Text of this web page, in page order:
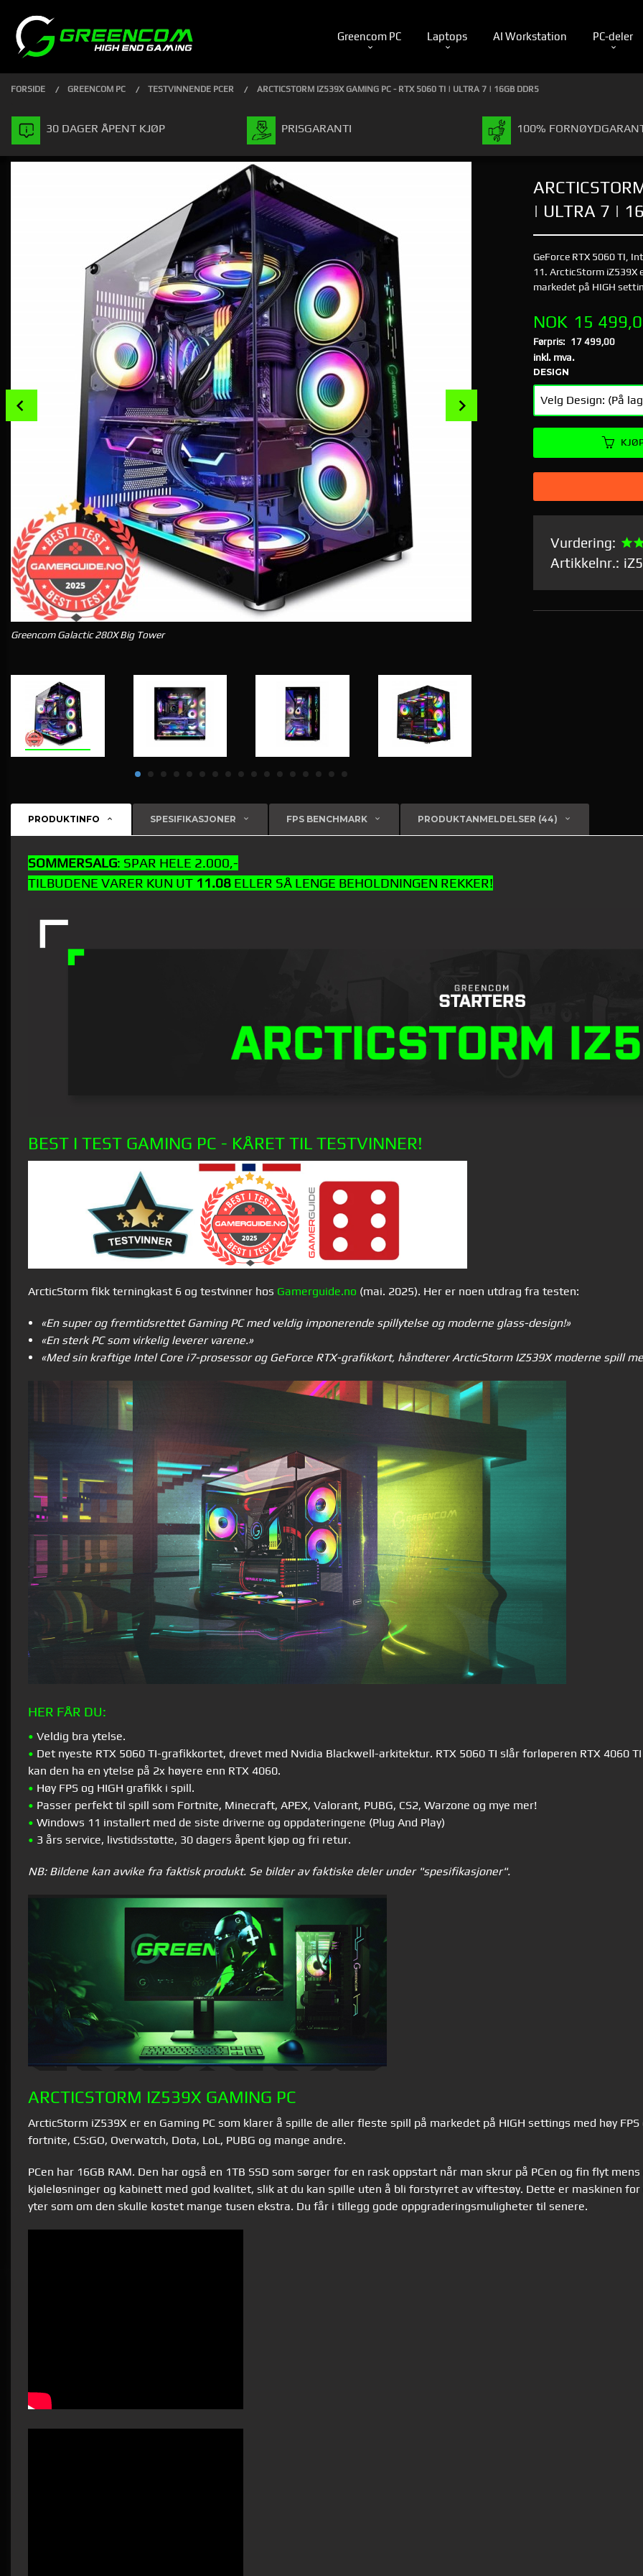
innholdet
PRODUKTER
Greencom PC Laptops AI Workstation PC-deler
FORSIDE GREENCOM PC TESTVINNENDE PCER ARCTICSTORM IZ539X GAMING PC - RTX 5060 TI | ULTRA 7 | 16GB DDR5
30 DAGER ÅPENT KJØP PRISGARANTI 100%
Greencom Galactic 280X Big Tower
Greencom Galactic 280X Big Tower
| ULTRA 7 |
GeForce RTX 5060 TI,
11. ArcticStorm iZ539X
markedet på HIGH
Tilbud
NOK 15
Førpris: 17 499,00
Rabatt
inkl. mva.
DESIGN
Vurdering:
Artikkelnr.:
PRODUKTINFO SPESIFIKASJONER FPS BENCHMARK PRODUKTANMELDELSER (44)
SOMMERSALG: SPAR HELE 2.000,-
TILBUDENE VARER KUN UT 11.08 ELLER SÅ LENGE BEHOLDNINGEN REKKER!
BEST I TEST GAMING PC - KÅRET TIL TESTVINNER!
ArcticStorm fikk terningkast 6 og testvinner hos Gamerguide.no (mai. 2025). Her er noen utdrag fra testen:
«En super og fremtidsrettet Gaming PC med veldig imponerende spillytelse og moderne glass-design!»
«En sterk PC som virkelig leverer varene.»
«Med sin kraftige Intel Core i7-prosessor og GeForce RTX-grafikkort, håndterer ArcticStorm IZ539X moderne spill
HER FÅR DU:
• Veldig bra ytelse.
• Det nyeste RTX 5060 TI-grafikkortet, drevet med Nvidia Blackwell-arkitektur. RTX 5060 TI slår forløperen RTX 4060
kan den ha en ytelse på 2x høyere enn RTX 4060.
• Høy FPS og HIGH grafikk i spill.
• Passer perfekt til spill som Fortnite, Minecraft, APEX, Valorant, PUBG, CS2, Warzone og mye mer!
• Windows 11 installert med de siste driverne og oppdateringene (Plug And Play)
• 3 års service, livstidsstøtte, 30 dagers åpent kjøp og fri retur.
NB: Bildene kan avvike fra faktisk produkt. Se bilder av faktiske deler under "spesifikasjoner".
ARCTICSTORM IZ539X GAMING PC
ArcticStorm iZ539X er en Gaming PC som klarer å spille de aller fleste spill på markedet på HIGH settings med høy
fortnite, CS:GO, Overwatch, Dota, LoL, PUBG og mange andre.
PCen har 16GB RAM. Den har også en 1TB SSD som sørger for en rask oppstart når man skrur på PCen og fin flyt
kjøleløsninger og kabinett med god kvalitet, slik at du kan spille uten å bli forstyrret av viftestøy. Dette er maskinen
yter som om den skulle kostet mange tusen ekstra. Du får i tillegg gode oppgraderingsmuligheter til senere.